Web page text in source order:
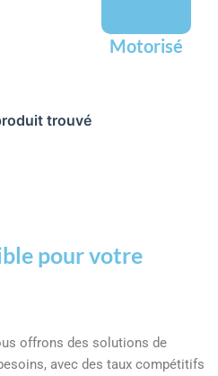
Motorisé
trouvé
pour votre
offrons des solutions de
avec des taux compétitifs